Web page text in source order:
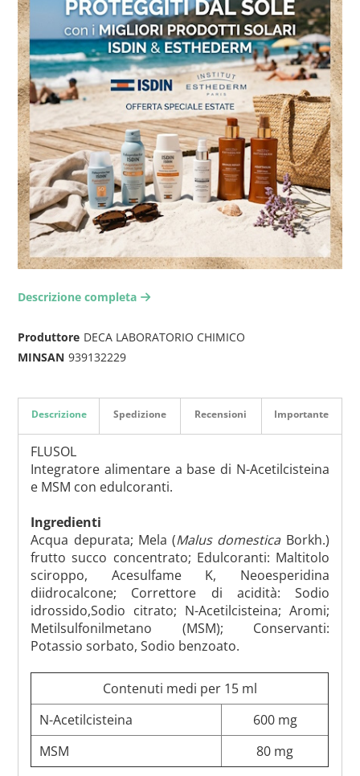
Descrizione completa arrow-right2
Produttore DECA LABORATORIO CHIMICO
MINSAN 939132229
Descrizione
FLUSOL
Integratore alimentare a base di N-Acetilcisteina
e MSM con edulcoranti.
Ingredienti
Acqua depurata; Mela (Malus domestica Borkh.)
frutto succo concentrato; Edulcoranti: Maltitolo
sciroppo, Acesulfame K, Neoesperidina
diidrocalcone; Correttore di acidità: Sodio
idrossido,Sodio citrato; N-Acetilcisteina; Aromi;
Metilsulfonilmetano (MSM); Conservanti:
Potassio sorbato, Sodio benzoato.
Contenuti medi per 15 ml
N-Acetilcisteina
600 mg
MSM
80 mg
Spedizione Recensioni Importante